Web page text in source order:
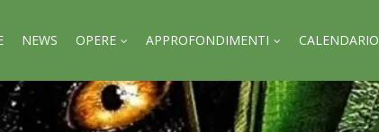
NEWS OPERE APPROFONDIMENTI CALENDARIO